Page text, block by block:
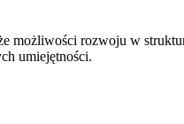
możliwości rozwoju w
umiejętności.